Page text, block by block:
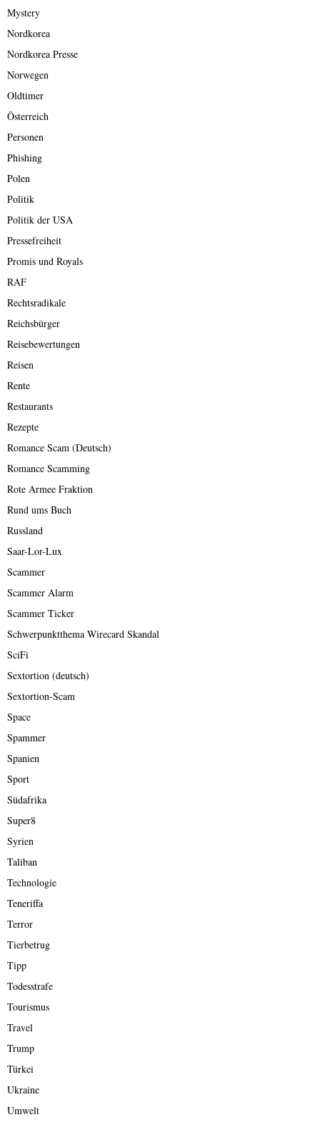
Mystery
Nordkorea
Nordkorea Presse
Norwegen
Oldtimer
Österreich
Personen
Phishing
Polen
Politik
Politik der USA
Pressefreiheit
Promis und Royals
RAF
Rechtsradikale
Reichsbürger
Reisebewertungen
Reisen
Rente
Restaurants
Rezepte
Romance Scam (Deutsch)
Romance Scamming
Rote Armee Fraktion
Rund ums Buch
Russland
Saar-Lor-Lux
Scammer
Scammer Alarm
Scammer Ticker
Schwerpunktthema Wirecard Skandal
SciFi
Sextortion (deutsch)
Sextortion-Scam
Space
Spammer
Spanien
Sport
Südafrika
Super8
Syrien
Taliban
Technologie
Teneriffa
Terror
Tierbetrug
Tipp
Todesstrafe
Tourismus
Travel
Trump
Türkei
Ukraine
Umwelt